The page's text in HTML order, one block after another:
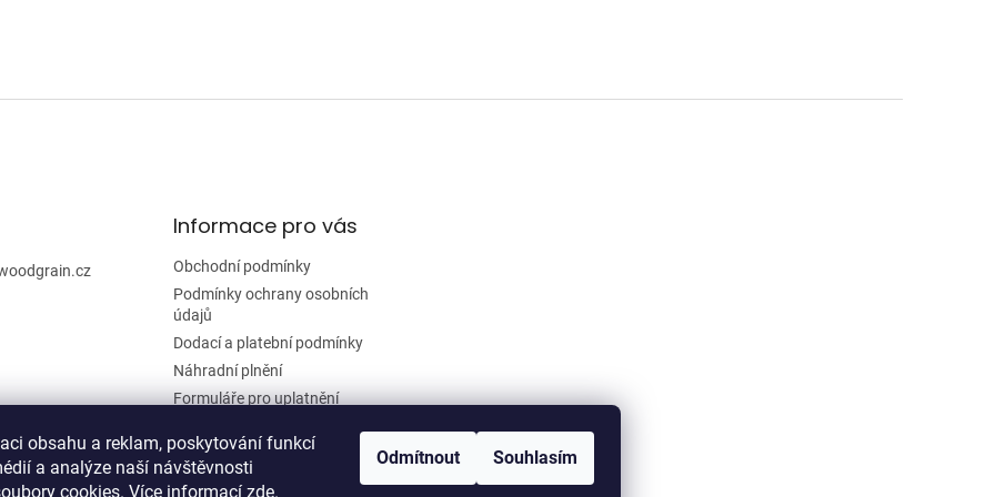
obsahu a reklam, poskytování funkcí
a analýze naší návštěvnosti
cookies. Více informací zde.
Odmítnout Souhlasím
Informace pro vás
Obchodní podmínky
Podmínky ochrany osobních
údajů
Dodací a platební podmínky
Náhradní plnění
Formuláře pro uplatnění
smlouvy
Moje objednávka